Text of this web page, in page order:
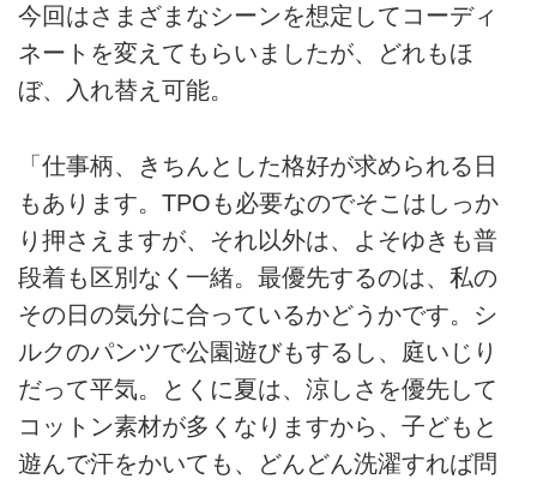
今回はさまざまなシーンを想定してコーディ
ネートを変えてもらいましたが、どれもほ
ぼ、入れ替え可能。
「仕事柄、きちんとした格好が求められる日
もあります。TPOも必要なのでそこはしっか
り押さえますが、それ以外は、よそゆきも普
段着も区別なく一緒。最優先するのは、私の
その日の気分に合っているかどうかです。シ
ルクのパンツで公園遊びもするし、庭いじり
だって平気。とくに夏は、涼しさを優先して
コットン素材が多くなりますから、子どもと
遊んで汗をかいても、どんどん洗濯すれば問